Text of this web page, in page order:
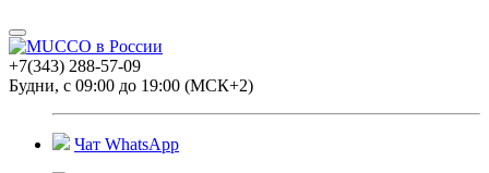
+7(343) 288-57-09
Будни, с 09:00 до 19:00 (МСК+2)
Чат WhatsApp